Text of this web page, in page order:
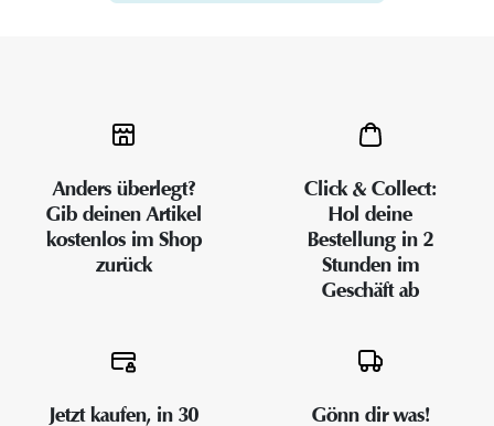
Anders überlegt?
Gib deinen Artikel
kostenlos im Shop
zurück
Click & Collect:
Hol deine
Bestellung in 2
Stunden im
Geschäft ab
Jetzt kaufen, in 30
Gönn dir was!